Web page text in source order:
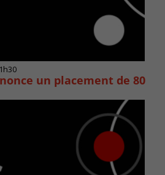
un placement de 80